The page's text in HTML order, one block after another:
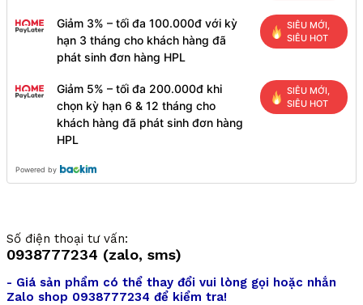
Giảm 3% – tối đa 100.000đ với kỳ
hạn 3 tháng cho khách hàng đã
phát sinh đơn hàng HPL
SIÊU MỚI,
SIÊU HOT
Giảm 5% – tối đa 200.000đ khi
chọn kỳ hạn 6 & 12 tháng cho
khách hàng đã phát sinh đơn hàng
HPL
SIÊU MỚI,
SIÊU HOT
Powered by
Số điện thoại tư vấn:
0938777234 (zalo, sms)
- Giá sản phẩm có thể thay đổi vui lòng gọi hoặc nhắn
Zalo shop 0938777234 để kiểm tra!